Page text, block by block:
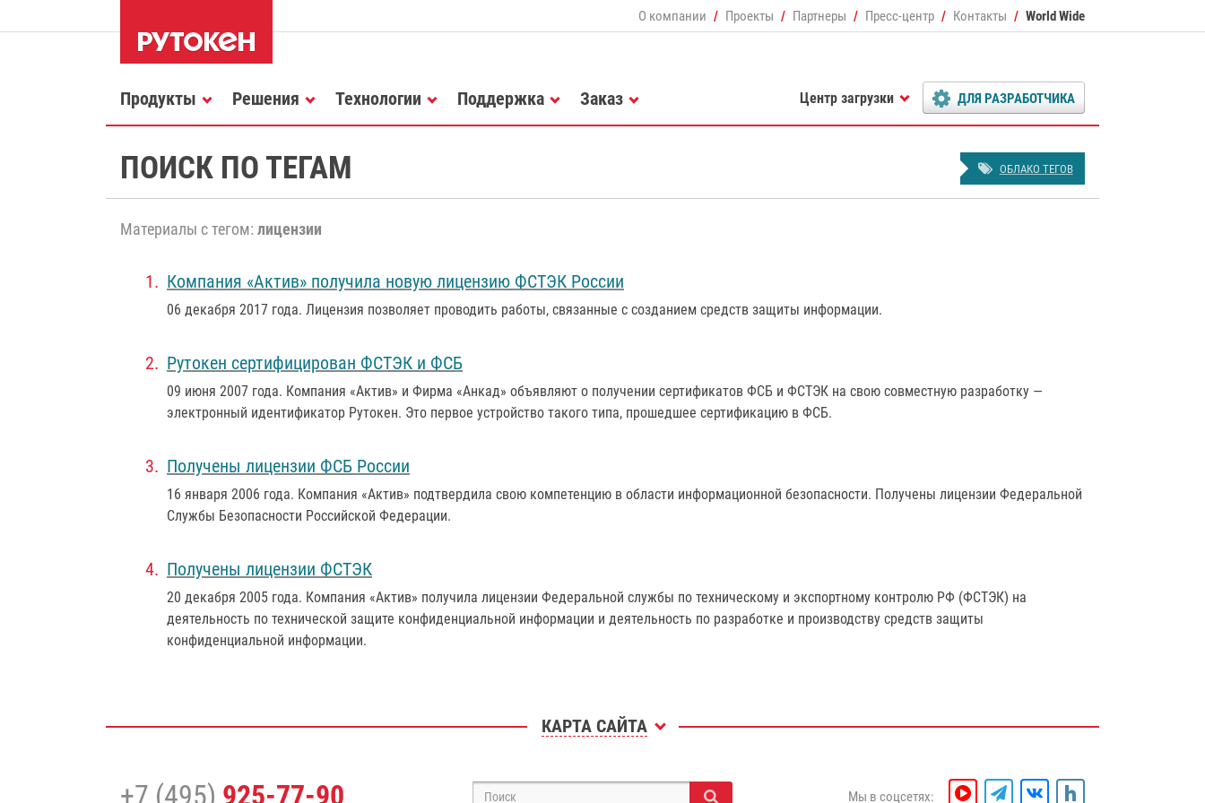
О компании Проекты Партнеры Пресс-центр Контакты World Wide
Продукты Решения Технологии Поддержка Заказ Центр загрузки ДЛЯ РАЗРАБОТЧИКА
ПОИСК ПО ТЕГАМ ОБЛАКО ТЕГОВ
Материалы с тегом: лицензии
Компания «Актив» получила новую лицензию ФСТЭК России
06 декабря 2017 года. Лицензия позволяет проводить работы, связанные с созданием средств защиты информации.
Рутокен сертифицирован ФСТЭК и ФСБ
09 июня 2007 года. Компания «Актив» и Фирма «Анкад» объявляют о получении сертификатов ФСБ и ФСТЭК на свою совместную разработку —
электронный идентификатор Рутокен. Это первое устройство такого типа, прошедшее сертификацию в ФСБ.
Получены лицензии ФСБ России
16 января 2006 года. Компания «Актив» подтвердила свою компетенцию в области информационной безопасности. Получены лицензии Федеральной
Службы Безопасности Российской Федерации.
Получены лицензии ФСТЭК
20 декабря 2005 года. Компания «Актив» получила лицензии Федеральной службы по техническому и экспортному контролю РФ (ФСТЭК) на
деятельность по технической защите конфиденциальной информации и деятельность по разработке и производству средств защиты
конфиденциальной информации.
КАРТА САЙТА
+7 (495) 925-77-90 Мы в соцсетях: